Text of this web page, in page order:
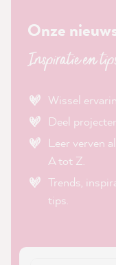
Onze
Inspiratie en
Wissel
Deel
Leer verven
A tot Z.
Trends,
tips.